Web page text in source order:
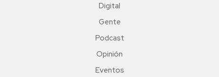
Digital
Gente
Podcast
Opinión
Eventos